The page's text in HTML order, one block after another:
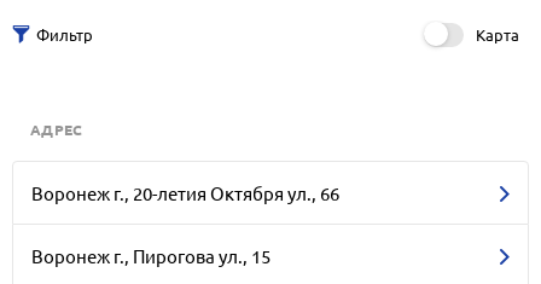
Карта
АДРЕС
Воронеж г., 20-летия Октября ул., 66
Воронеж г., Пирогова ул., 15